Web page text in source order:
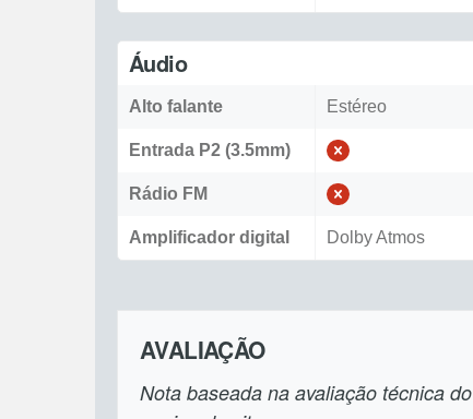
Áudio
Alto falante Estéreo
Entrada P2 (3.5mm)
Rádio FM
Amplificador digital Dolby Atmos
AVALIAÇÃO
Nota baseada na avaliação técnica